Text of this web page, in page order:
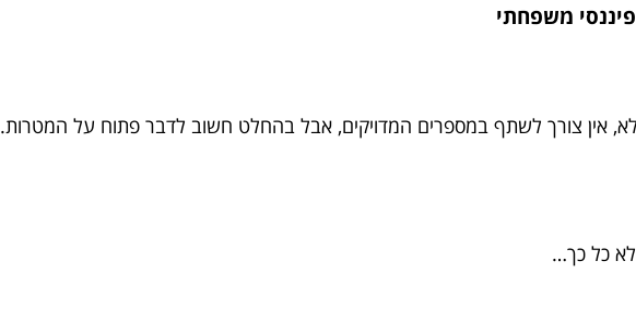
אין צורך לשתף במספרים המדויקים, אבל בהחלט חשוב לדבר פתוח על המטרות.
לא כל כך…